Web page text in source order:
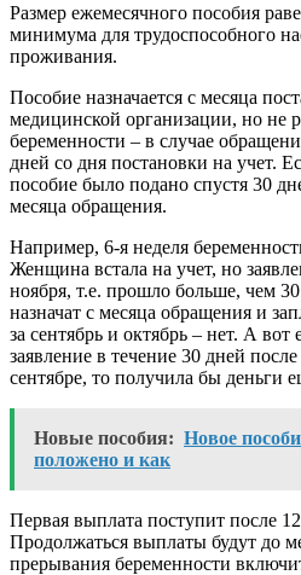
Размер ежемесячного пособия
минимума для трудоспособного
проживания.
Пособие назначается с месяца
медицинской организации, но не
беременности – в случае
дней со дня постановки на учет.
пособие было подано спустя 30
месяца обращения.
Например, 6-я неделя
Женщина встала на учет, но
ноября, т.е. прошло больше, чем
назначат с месяца обращения и
за сентябрь и октябрь – нет. А
заявление в течение 30 дней
сентябре, то получила бы деньги
Новые пособия: Новое
положено и как
Первая выплата поступит после
Продолжаться выплаты будут до
прерывания беременности